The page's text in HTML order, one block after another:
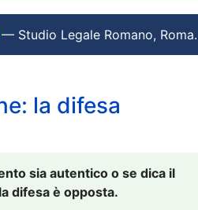
— Studio Legale Romano, Roma.
la difesa
sia autentico o se dica il
difesa è opposta.